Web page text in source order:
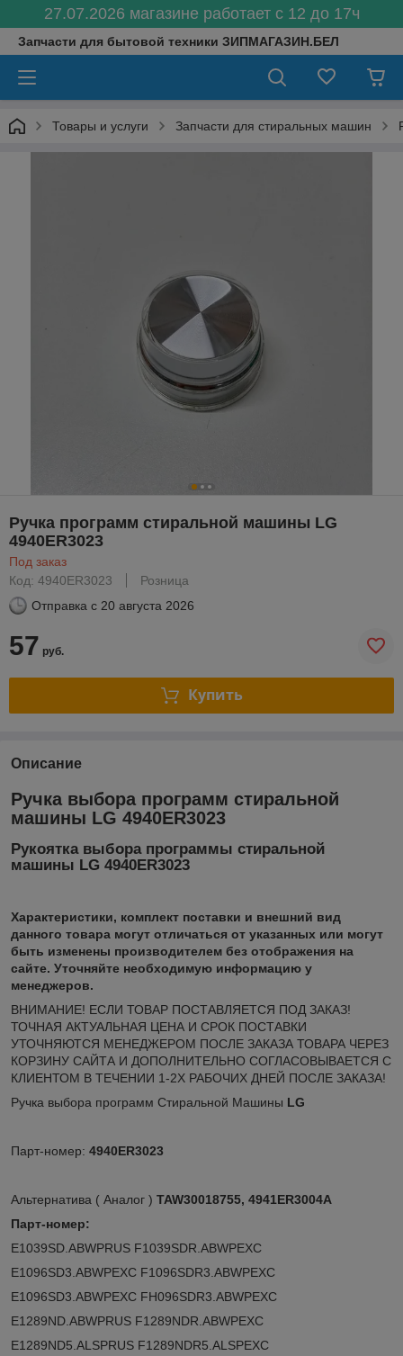
27.07.2026 магазине работает с 12 до 17ч
Запчасти для бытовой техники ЗИПМАГАЗИН.БЕЛ
Товары и услуги Запчасти для стиральных машин
Ручка программ стиральной машины LG
4940ER3023
Под заказ
Код: 4940ER3023
Розница
Отправка с 20 августа 2026
57 руб.
Купить
Описание
Ручка выбора программ стиральной
машины LG 4940ER3023
Рукоятка выбора программы стиральной
машины LG 4940ER3023
Xарактеристики, комплект поставки и внешний вид
данного товара могут отличаться от указанных или могут
быть изменены производителем без отображения на
сайте. Уточняйте необходимую информацию у
менеджеров.
ВНИМАНИЕ! ЕСЛИ ТОВАР ПОСТАВЛЯЕТСЯ ПОД ЗАКАЗ!
ТОЧНАЯ АКТУАЛЬНАЯ ЦЕНА И СРОК ПОСТАВКИ
УТОЧНЯЮТСЯ МЕНЕДЖЕРОМ ПОСЛЕ ЗАКАЗА ТОВАРА ЧЕРЕЗ
КОРЗИНУ САЙТА И ДОПОЛНИТЕЛЬНО СОГЛАСОВЫВАЕТСЯ С
КЛИЕНТОМ В ТЕЧЕНИИ 1-2Х РАБОЧИХ ДНЕЙ ПОСЛЕ ЗАКАЗА!
Ручка выбора программ Стиральной Машины LG
Парт-номер: 4940ER3023
Альтернатива ( Аналог ) TAW30018755, 4941ER3004A
Парт-номер:
E1039SD.ABWPRUS F1039SDR.ABWPEXC
E1096SD3.ABWPEXC F1096SDR3.ABWPEXC
E1096SD3.ABWPEXC FH096SDR3.ABWPEXC
E1289ND.ABWPRUS F1289NDR.ABWPEXC
E1289ND5.ALSPRUS F1289NDR5.ALSPEXC